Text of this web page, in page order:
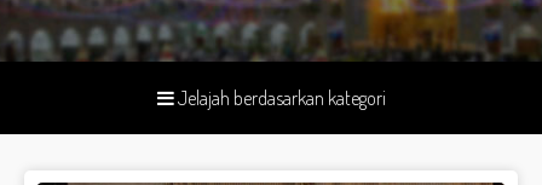
Jelajah berdasarkan kategori